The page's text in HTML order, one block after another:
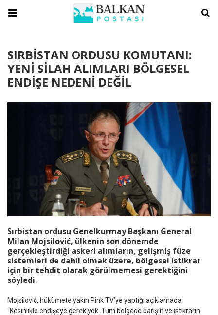
SIRBİSTAN ORDUSU KOMUTANI:
YENİ SİLAH ALIMLARI BÖLGESEL
ENDİŞE NEDENİ DEĞİL
Sırbistan ordusu Genelkurmay Başkanı General
Milan Mojsilović, ülkenin son dönemde
gerçekleştirdiği askeri alımların, gelişmiş füze
sistemleri de dahil olmak üzere, bölgesel istikrar
için bir tehdit olarak görülmemesi gerektiğini
söyledi.
Mojsilović, hükümete yakın Pink TV’ye yaptığı açıklamada,
“Kesinlikle endişeye gerek yok. Tüm bölgede barışın ve istikrarın